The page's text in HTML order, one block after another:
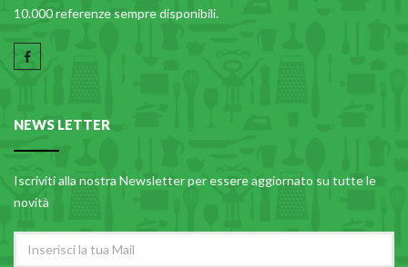
10.000 referenze sempre disponibili.
NEWS LETTER
Iscriviti alla nostra Newsletter per essere aggiornato su tutte le
novità